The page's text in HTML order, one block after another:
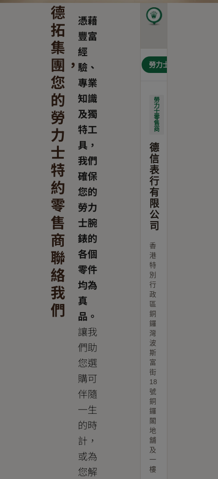
德
拓
集
團，
您
的
勞
力
士
特
約
零
售
商
聯
絡
我
們
憑藉
豐富
經
驗、
專業
知識
及獨
特工
具，
我們
確保
您的
勞力
士腕
錶的
各個
零件
均為
真
品。
讓我
們助
您選
購可
伴隨
一生
的時
計，
或為
您解
勞力士零售商
勞
力
士
零
售
商
德
信
表
行
有
限
公
司
香
港
特
別
行
政
區
銅
鑼
灣
波
斯
富
街
18
號
銅
鑼
閣
地
舖
及
一
樓